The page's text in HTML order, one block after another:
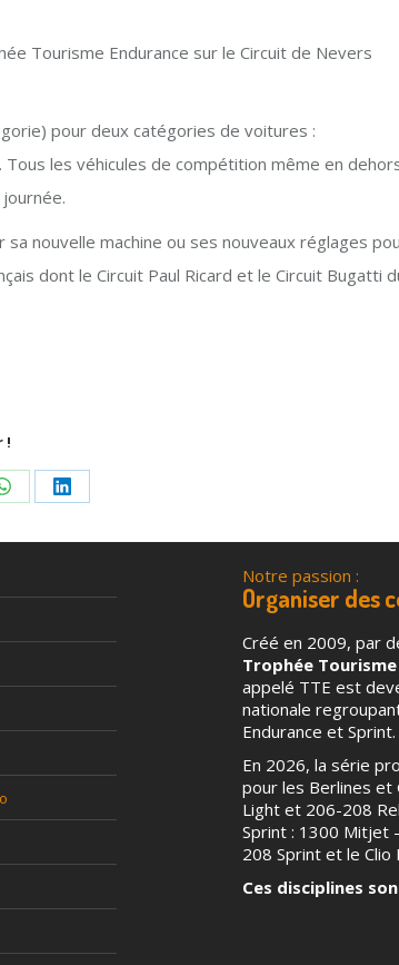
Tourisme Endurance sur le Circuit de Nevers
pour deux catégories de voitures :
les véhicules de compétition même en
nouvelle machine ou ses nouveaux réglages
dont le Circuit Paul Ricard et le Circuit Bugatti
!
Share
on
Share
on
Notre passion :
Organiser des
Créé en 2009, par
Trophée
appelé TTE est
nationale
Endurance et Sprint.
En 2026, la série
pour les Berlines et
Light et 206-208
Sprint : 1300 Mitjet
208 Sprint et le Clio
Ces disciplines